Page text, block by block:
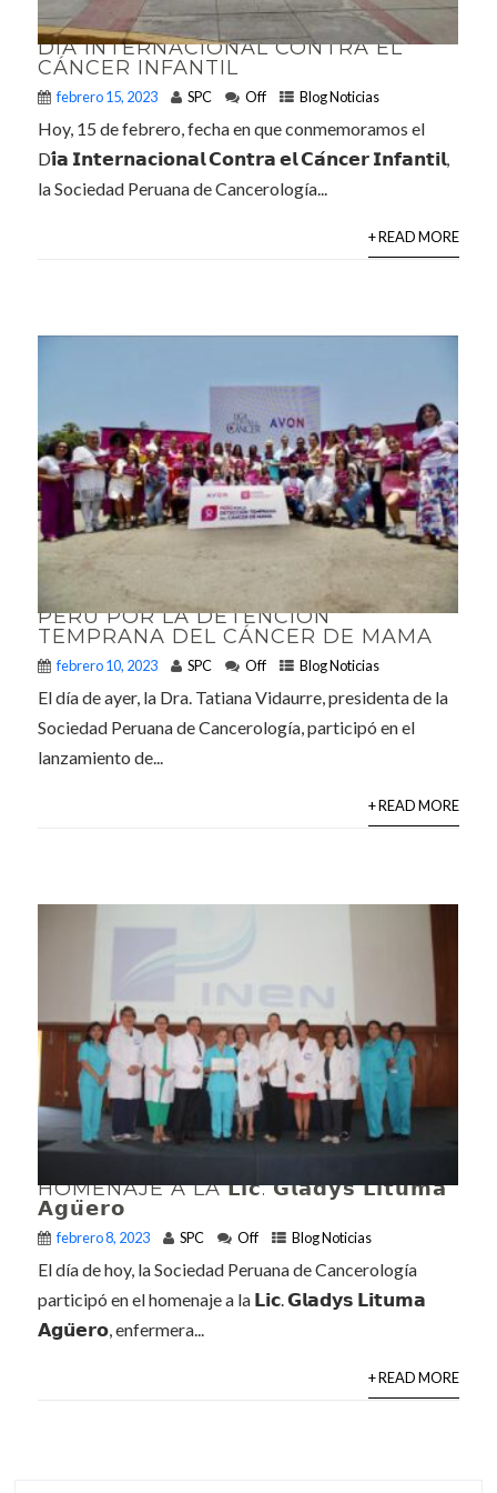
DÍA INTERNACIONAL CONTRA EL
CÁNCER INFANTIL
febrero 15, 2023 SPC Off Blog Noticias
Hoy, 15 de febrero, fecha en que conmemoramos el
D𝗶́𝗮 𝗜𝗻𝘁𝗲𝗿𝗻𝗮𝗰𝗶𝗼𝗻𝗮𝗹 𝗖𝗼𝗻𝘁𝗿𝗮 𝗲𝗹 𝗖𝗮́𝗻𝗰𝗲𝗿 𝗜𝗻𝗳𝗮𝗻𝘁𝗶𝗹,
la Sociedad Peruana de Cancerología...
+ READ MORE
PERÚ POR LA DETENCIÓN
TEMPRANA DEL CÁNCER DE MAMA
febrero 10, 2023 SPC Off Blog Noticias
El día de ayer, la Dra. Tatiana Vidaurre, presidenta de la
Sociedad Peruana de Cancerología, participó en el
lanzamiento de...
+ READ MORE
HOMENAJE A LA 𝗟𝗶𝗰. 𝗚𝗹𝗮𝗱𝘆𝘀 𝗟𝗶𝘁𝘂𝗺𝗮
𝗔𝗴𝘂̈𝗲𝗿𝗼
febrero 8, 2023 SPC Off Blog Noticias
El día de hoy, la Sociedad Peruana de Cancerología
participó en el homenaje a la 𝗟𝗶𝗰. 𝗚𝗹𝗮𝗱𝘆𝘀 𝗟𝗶𝘁𝘂𝗺𝗮
𝗔𝗴𝘂̈𝗲𝗿𝗼, enfermera...
+ READ MORE